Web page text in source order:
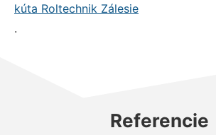
kúta Roltechnik Zálesie
.
Referencie